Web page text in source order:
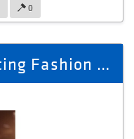
0
Gutschein Fotoshooting Fashion & Portrait Themenfoto